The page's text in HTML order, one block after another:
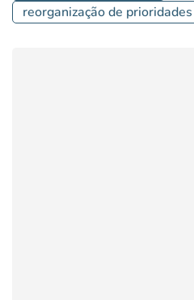
reorganização de prioridades